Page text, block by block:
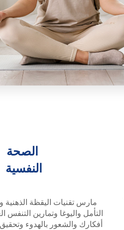
الصحة
النفسية
مارس تقنيات اليقظة الذهنية
التأمل واليوغا وتمارين التنفس
أفكارك والشعور بالهدوء